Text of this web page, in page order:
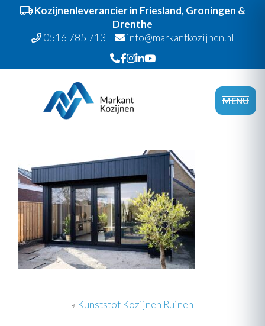
Kozijnenleverancier in Friesland, Groningen &
Drenthe
0516 785 713
info@markantkozijnen.nl
hoofdnavigatie
hoofd
MENU
« Kunststof Kozijnen Ruinen